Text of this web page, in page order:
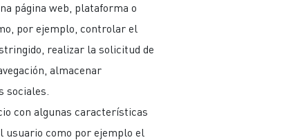
página web, plataforma o
por ejemplo, controlar el
realizar la solicitud de
almacenar
sociales.
con algunas características
usuario como por ejemplo el